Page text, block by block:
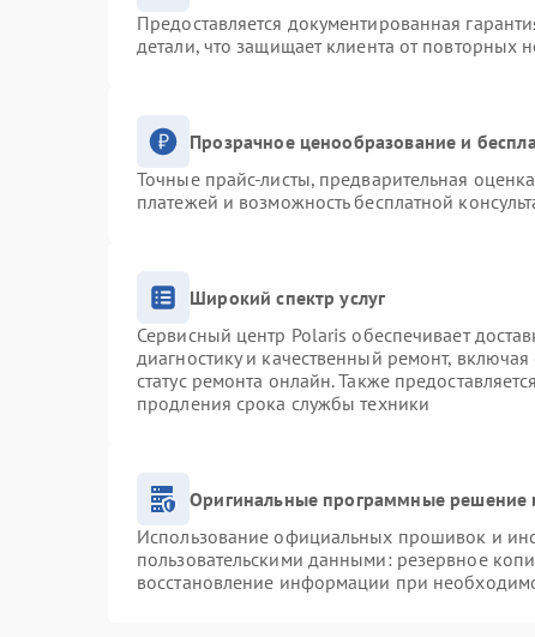
Предоставляется документированная
детали, что защищает клиента от повторных
Прозрачное ценообразование и
Точные прайс-листы, предварительная
платежей и возможность бесплатной
Широкий спектр услуг
Сервисный центр Polaris обеспечивает
диагностику и качественный ремонт,
статус ремонта онлайн. Также
продления срока службы техники
Оригинальные программные решение
Использование официальных прошивок и
пользовательскими данными: резервное
восстановление информации при